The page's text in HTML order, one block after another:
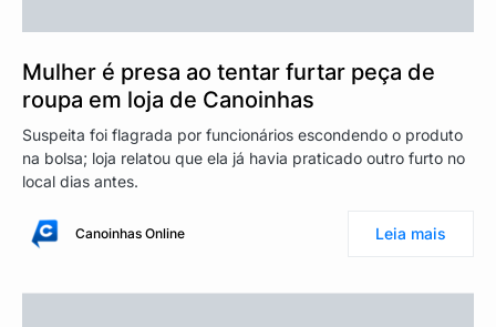
Mulher é presa ao tentar furtar peça de
roupa em loja de Canoinhas
Suspeita foi flagrada por funcionários escondendo o produto
na bolsa; loja relatou que ela já havia praticado outro furto no
local dias antes.
Canoinhas Online Leia mais